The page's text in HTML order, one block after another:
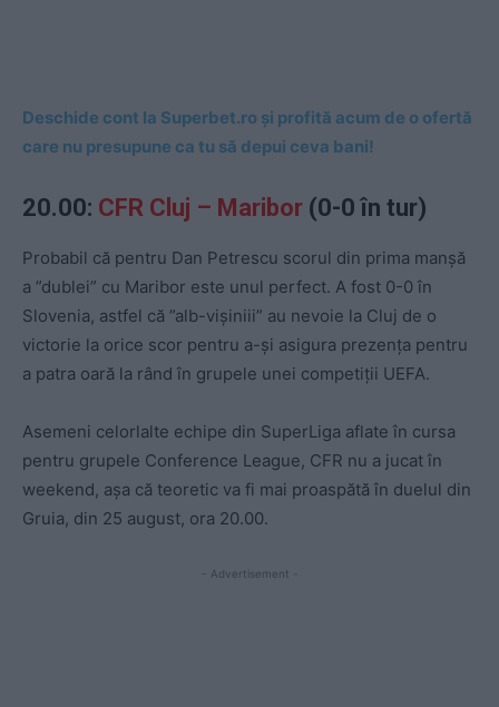
Deschide cont la Superbet.ro și profită acum de o ofertă
care nu presupune ca tu să depui ceva bani!
20.00: CFR Cluj – Maribor (0-0 în tur)
Probabil că pentru Dan Petrescu scorul din prima manșă
a ”dublei” cu Maribor este unul perfect. A fost 0-0 în
Slovenia, astfel că ”alb-vișiniii” au nevoie la Cluj de o
victorie la orice scor pentru a-și asigura prezența pentru
a patra oară la rând în grupele unei competiții UEFA.
Asemeni celorlalte echipe din SuperLiga aflate în cursa
pentru grupele Conference League, CFR nu a jucat în
weekend, așa că teoretic va fi mai proaspătă în duelul din
Gruia, din 25 august, ora 20.00.
- Advertisement -